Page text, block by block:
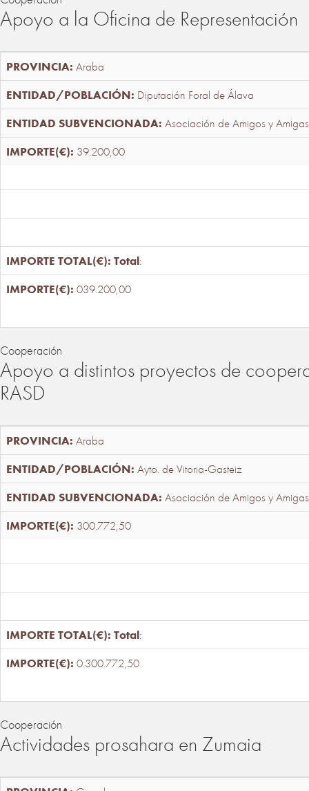
Apoyo a la Oficina de Representación
Araba
Diputación Foral de Álava
Asociación de Amigos y
39.200,00
Total:
039.200,00
Cooperación
Apoyo a distintos proyectos de
RASD
Araba
Ayto. de Vitoria-Gasteiz
Asociación de Amigos y
300.772,50
Total:
0.300.772,50
Cooperación
Actividades prosahara en Zumaia